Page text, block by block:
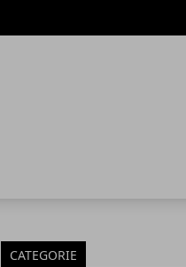
CATEGORIE